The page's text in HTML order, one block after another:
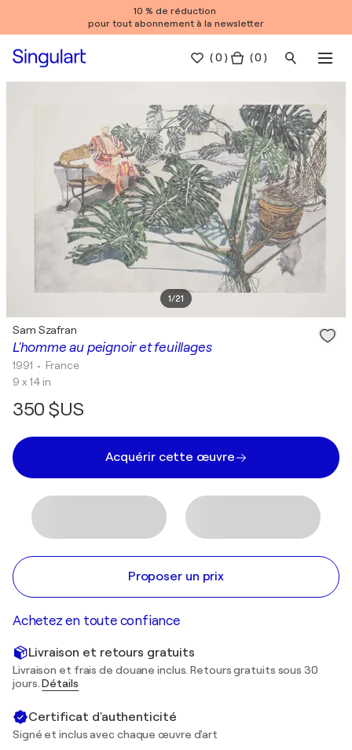
10 % de réduction
pour tout abonnement à la newsletter
(0 ) ( 0 )
1/21
L'homme au peignoir et feuillages
Sam Szafran
1991 • France
9 x 14 in
350 $US
Acquérir cette œuvre
Proposer un prix
Achetez en toute confiance
Livraison et retours gratuits
Livraison et frais de douane inclus. Retours gratuits sous 30
jours.Détails
Certificat d'authenticité
Signé et inclus avec chaque œuvre d'art